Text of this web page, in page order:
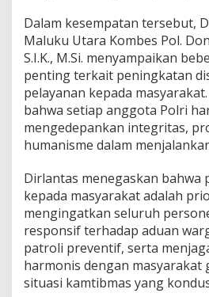
a
s
P
o
l
d
a
M
a
l
k
U
t
a
r
a
T
e
Dalam kesempatan tersebut,
Maluku Utara Kombes Pol.
S.I.K., M.Si. menyampaikan
penting terkait peningkatan
pelayanan kepada
bahwa setiap anggota Polri
mengedepankan integritas,
humanisme dalam
Dirlantas menegaskan bahwa
kepada masyarakat adalah
mengingatkan seluruh
responsif terhadap aduan
patroli preventif, serta
harmonis dengan masyarakat
situasi kamtibmas yang